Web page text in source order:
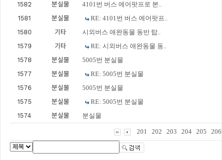
1582
분실물
4101번 버스 에어팟프로 본..
1581
분실물
RE: 4101번 버스 에어팟프..
1580
기타
시외버스 애완동물 동반 탑..
1579
기타
RE: 시외버스 애완동물 동..
1578
분실물
5005번 분실물
1577
분실물
RE: 5005번 분실물
1576
분실물
5005번 분실물
1575
분실물
RE: 5005번 분실물
1574
분실물 분실물
201 202 203 204 205 206